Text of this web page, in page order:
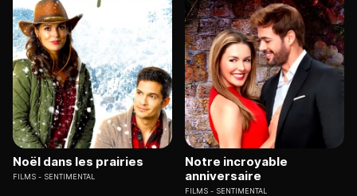
Noël dans les prairies
FILMS SENTIMENTAL
Notre incroyable
anniversaire
FILMS SENTIMENTAL